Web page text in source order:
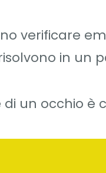
verificare
in un
di un occhio